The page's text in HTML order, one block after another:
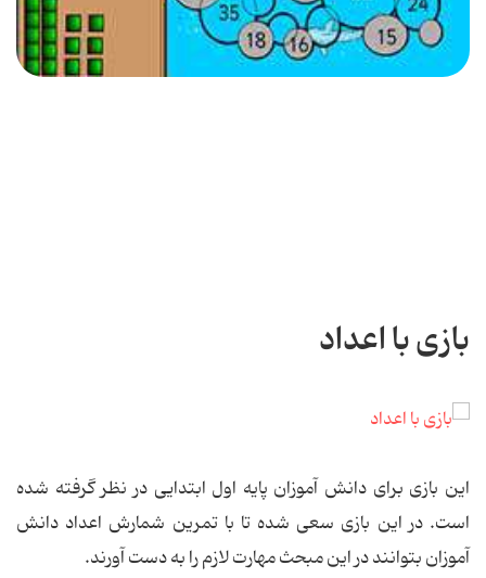
بازی با اعداد
این بازی برای دانش آموزان پایه اول ابتدایی در نظر گرفته شده
است. در این بازی سعی شده تا با تمرین شمارش اعداد دانش
آموزان بتوانند در این مبحث مهارت لازم را به دست آورند.